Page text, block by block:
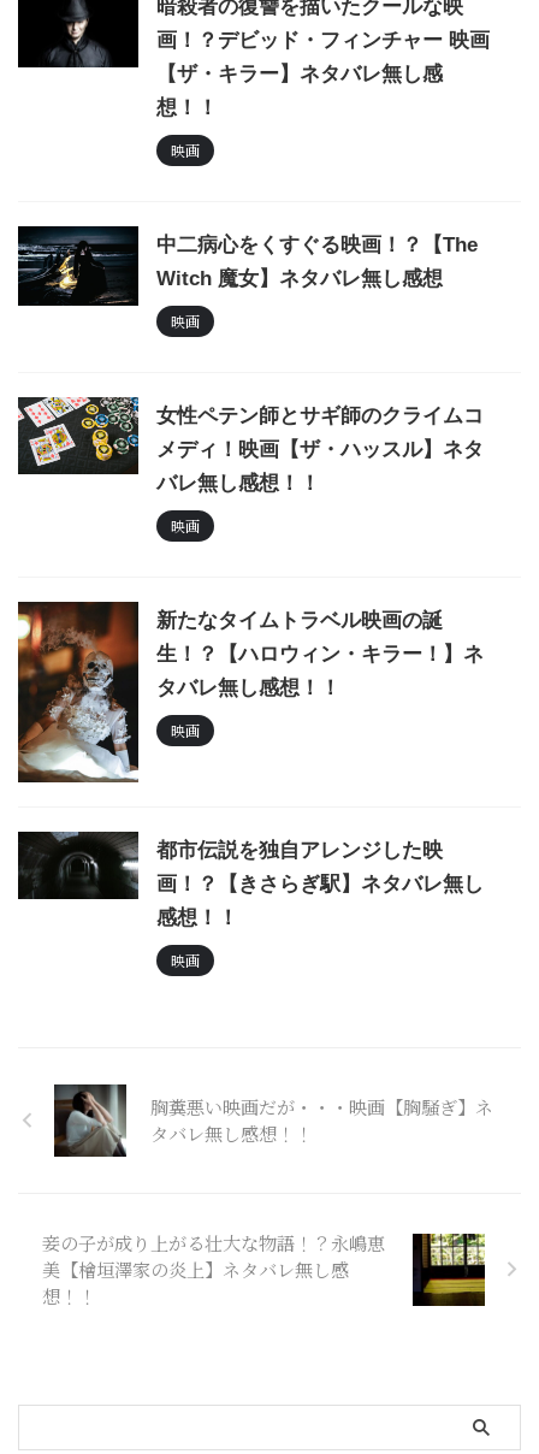
暗殺者の復讐を描いたクールな映
画！？デビッド・フィンチャー 映画
【ザ・キラー】ネタバレ無し感
想！！
映画
中二病心をくすぐる映画！？【The
Witch 魔女】ネタバレ無し感想
映画
女性ペテン師とサギ師のクライムコ
メディ！映画【ザ・ハッスル】ネタ
バレ無し感想！！
映画
新たなタイムトラベル映画の誕
生！？【ハロウィン・キラー！】ネ
タバレ無し感想！！
映画
都市伝説を独自アレンジした映
画！？【きさらぎ駅】ネタバレ無し
感想！！
映画
胸糞悪い映画だが・・・映画【胸騒ぎ】ネ
タバレ無し感想！！
妾の子が成り上がる壮大な物語！？永嶋恵
美【檜垣澤家の炎上】ネタバレ無し感
想！！